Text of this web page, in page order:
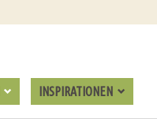
INSPIRATIONEN